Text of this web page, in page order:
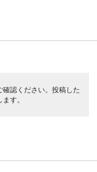
確認ください。投稿した
す。